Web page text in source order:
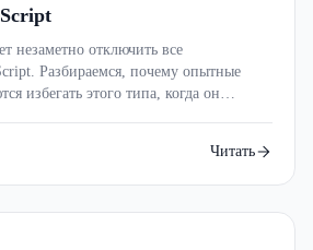
незаметно отключить все
Разбираемся, почему опытные
избегать этого типа, когда он
Читать